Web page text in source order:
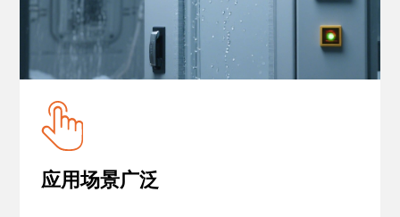
应用场景广泛